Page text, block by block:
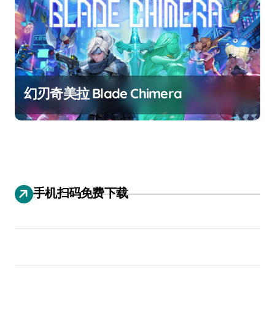
幻刃奇美拉 Blade Chimera
手机扫码免费下载